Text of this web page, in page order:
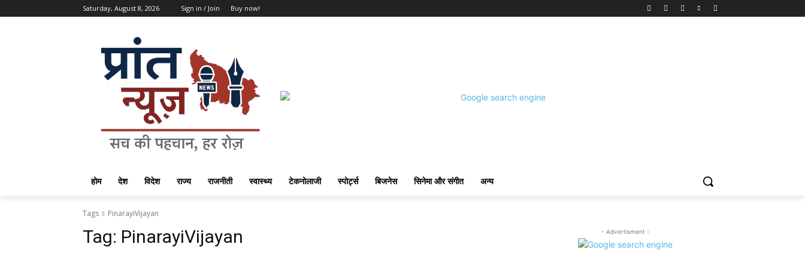
Saturday, August 8, 2026 Sign in / Join Buy now!
होम देश विदेश राज्य राजनीती स्वास्थ्य टेकनोलाजी स्पोर्ट्स बिजनेस सिनेमा और संगीत अन्य
Tags PinarayiVijayan
Tag: PinarayiVijayan - Advertisment -